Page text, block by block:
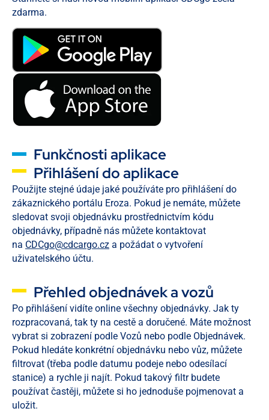
zdarma.
Funkčnosti aplikace
Přihlášení do aplikace
Použijte stejné údaje jaké používáte pro přihlášení do
zákaznického portálu Eroza. Pokud je nemáte, můžete
sledovat svoji objednávku prostřednictvím kódu
objednávky, případně nás můžete kontaktovat
na CDCgo@cdcargo.cz a požádat o vytvoření
uživatelského účtu.
Přehled objednávek a vozů
Po přihlášení vidíte online všechny objednávky. Jak ty
rozpracovaná, tak ty na cestě a doručené. Máte možnost
vybrat si zobrazení podle Vozů nebo podle Objednávek.
Pokud hledáte konkrétní objednávku nebo vůz, můžete
filtrovat (třeba podle datumu podeje nebo odesílací
stanice) a rychle ji najít. Pokud takový filtr budete
používat častěji, můžete si ho jednoduše pojmenovat a
uložit.